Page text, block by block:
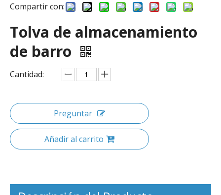
Compartir con:
Tolva de almacenamiento
de barro
Cantidad:
Preguntar
Añadir al carrito